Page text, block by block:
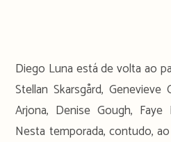
Diego Luna está de volta ao
Stellan Skarsgård, Genevieve
Arjona, Denise Gough,
Nesta temporada, contudo,